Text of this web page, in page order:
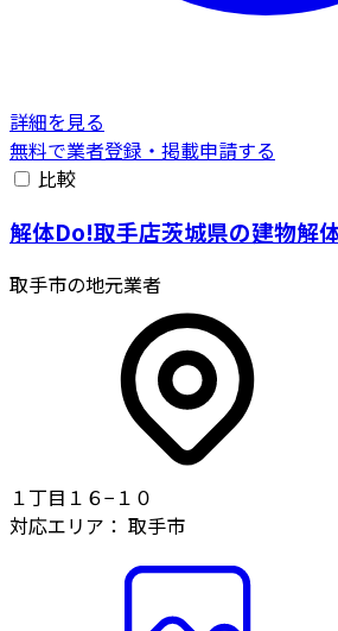
詳細を見る
無料で業者登録・掲載申請する
比較
解体Do!取手店茨城県の建物解
取手市の地元業者
１丁目１６−１０
対応エリア： 取手市